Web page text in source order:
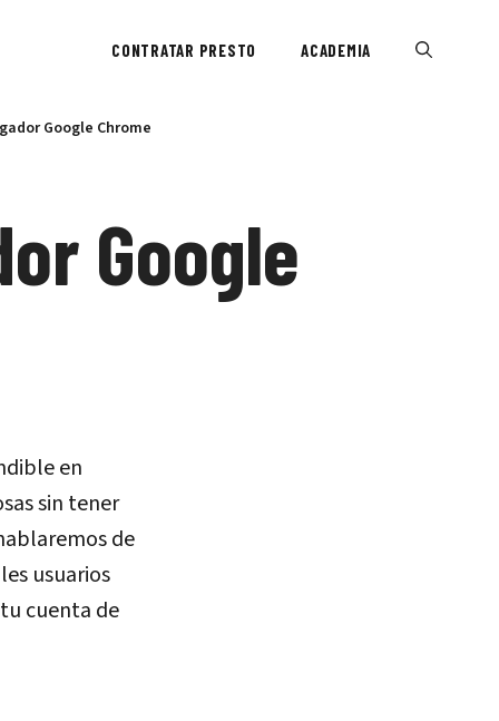
CONTRATAR PRESTO ACADEMIA
Google Chrome
Google
en
sin tener
de
usuarios
cuenta de